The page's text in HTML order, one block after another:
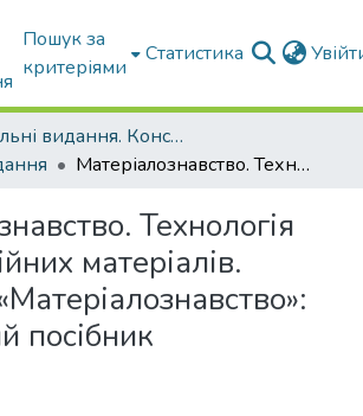
Пошук за
критеріями
Статистика
Навчальні видання. Конспекти лекцій
Матеріалознавство. Технологія конструкційних матеріалів. Частина І. «Матеріалознавство»: навчальний посібник
Технологія
матеріалів.
посібник